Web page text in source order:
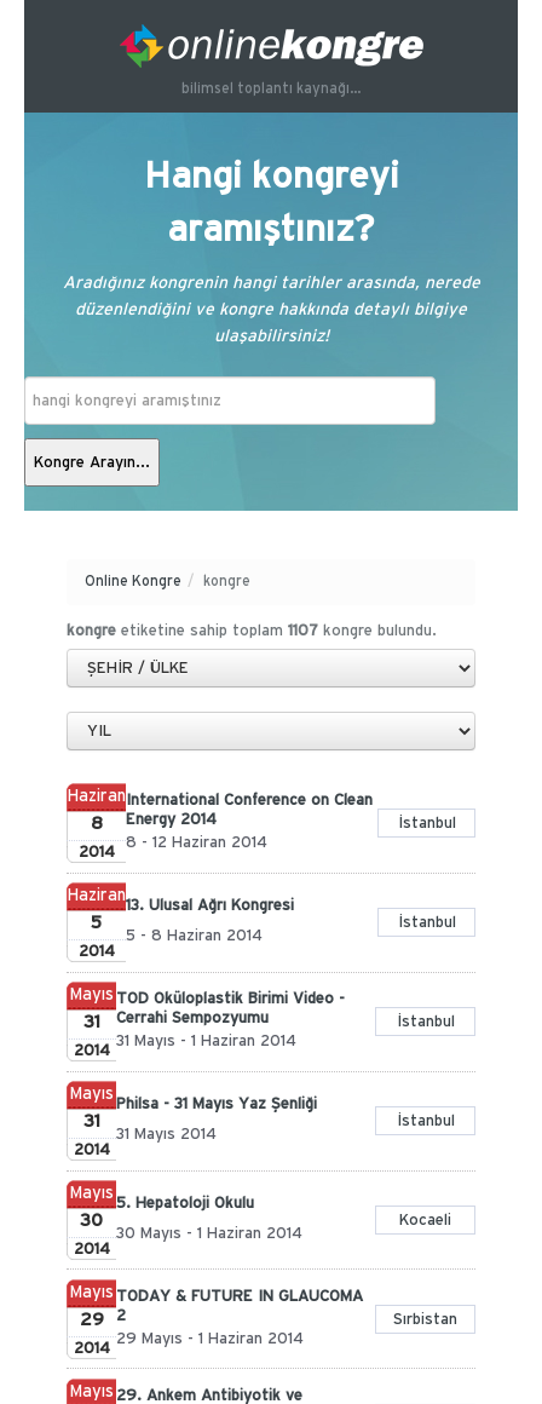
bilimsel toplantı kaynağı...
Hangi kongreyi
aramıştınız?
Aradığınız kongrenin hangi tarihler arasında, nerede
düzenlendiğini ve kongre hakkında detaylı bilgiye
ulaşabilirsiniz!
Online Kongre / kongre
kongre etiketine sahip toplam 1107 kongre bulundu.
Haziran
8
2014
International Conference on Clean
Energy 2014
8 - 12 Haziran 2014
İstanbul
Haziran
5
2014
13. Ulusal Ağrı Kongresi
5 - 8 Haziran 2014
İstanbul
Mayıs
31
2014
TOD Oküloplastik Birimi Video -
Cerrahi Sempozyumu
31 Mayıs - 1 Haziran 2014
İstanbul
Mayıs
31
2014
Philsa - 31 Mayıs Yaz Şenliği
31 Mayıs 2014
İstanbul
Mayıs
30
2014
5. Hepatoloji Okulu
30 Mayıs - 1 Haziran 2014
Kocaeli
Mayıs
29
2014
TODAY & FUTURE IN GLAUCOMA
2
29 Mayıs - 1 Haziran 2014
Sırbistan
Mayıs 29. Ankem Antibiyotik ve